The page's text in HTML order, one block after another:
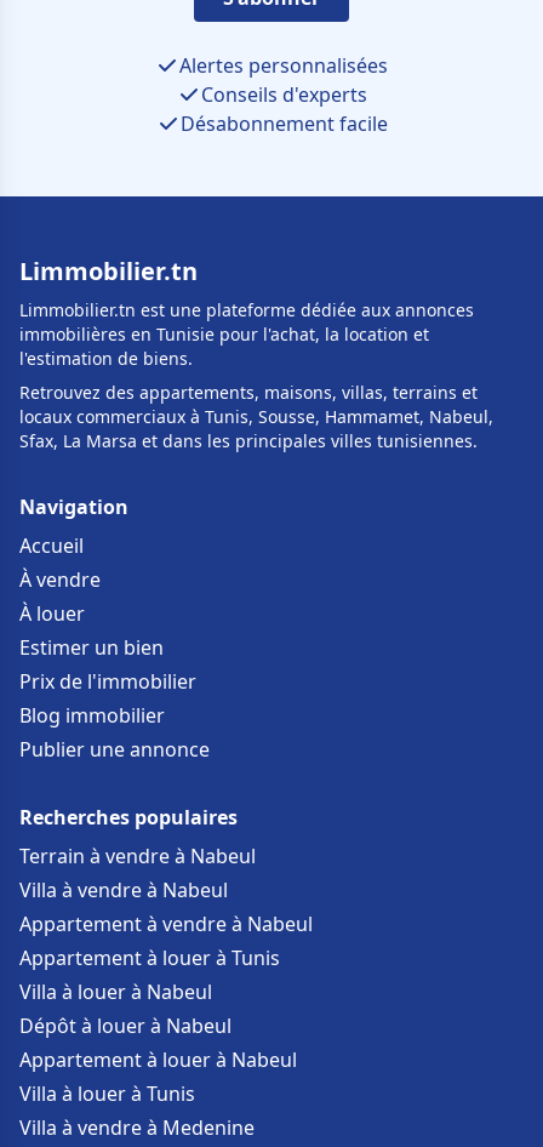
Alertes personnalisées
Conseils d'experts
Désabonnement facile
Limmobilier.tn
Limmobilier.tn est une plateforme dédiée aux annonces
immobilières en Tunisie pour l'achat, la location et
l'estimation de biens.
Retrouvez des appartements, maisons, villas, terrains et
locaux commerciaux à Tunis, Sousse, Hammamet, Nabeul,
Sfax, La Marsa et dans les principales villes tunisiennes.
Navigation
Accueil
À vendre
À louer
Estimer un bien
Prix de l'immobilier
Blog immobilier
Publier une annonce
Recherches populaires
Terrain à vendre à Nabeul
Villa à vendre à Nabeul
Appartement à vendre à Nabeul
Appartement à louer à Tunis
Villa à louer à Nabeul
Dépôt à louer à Nabeul
Appartement à louer à Nabeul
Villa à louer à Tunis
Villa à vendre à Medenine